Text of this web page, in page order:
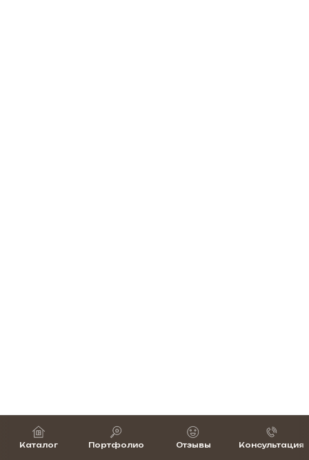
Каталог Портфолио Отзывы Консультация